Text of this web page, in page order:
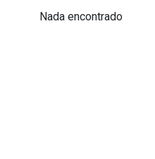
Nada encontrado